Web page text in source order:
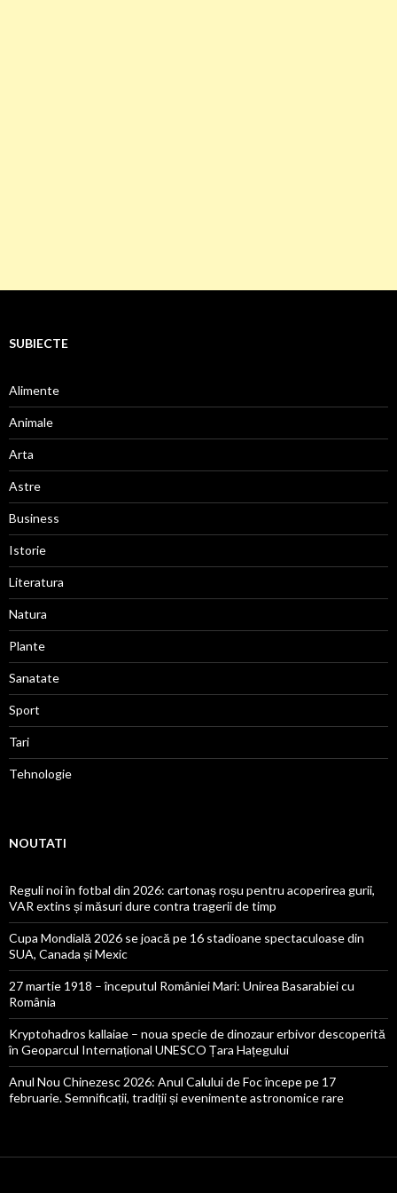
SUBIECTE
Alimente
Animale
Arta
Astre
Business
Istorie
Literatura
Natura
Plante
Sanatate
Sport
Tari
Tehnologie
NOUTATI
Reguli noi în fotbal din 2026: cartonaș roșu pentru acoperirea gurii,
VAR extins și măsuri dure contra tragerii de timp
Cupa Mondială 2026 se joacă pe 16 stadioane spectaculoase din
SUA, Canada și Mexic
27 martie 1918 – începutul României Mari: Unirea Basarabiei cu
România
Kryptohadros kallaiae – noua specie de dinozaur erbivor descoperită
în Geoparcul Internațional UNESCO Țara Hațegului
Anul Nou Chinezesc 2026: Anul Calului de Foc începe pe 17
februarie. Semnificații, tradiții și evenimente astronomice rare